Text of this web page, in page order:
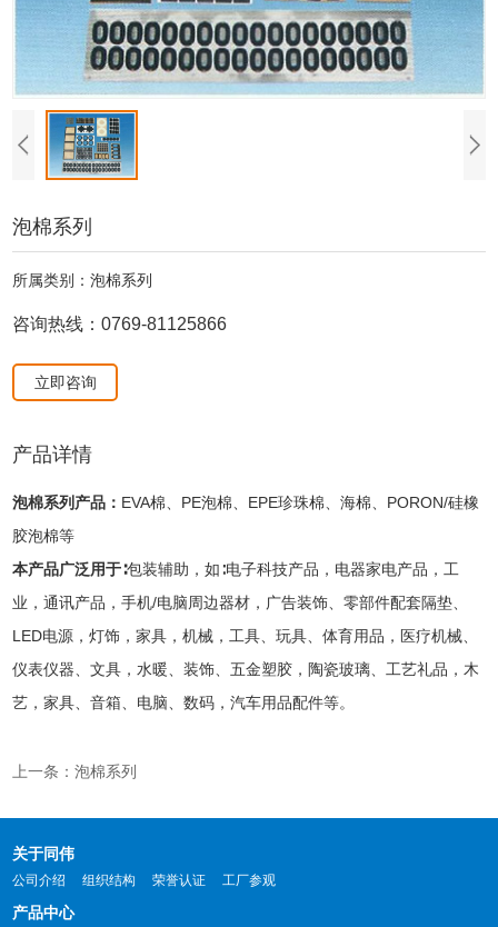
泡棉系列
所属类别：泡棉系列
咨询热线：0769-81125866
立即咨询
产品详情
泡棉系列产品： EVA棉、PE泡棉、EPE珍珠棉、海棉、PORON/硅橡
胶泡棉等
本产品广泛用于∶包装辅助，如∶电子科技产品，电器家电产品，工
业，通讯产品，手机/电脑周边器材，广告装饰、零部件配套隔垫、
LED电源，灯饰，家具，机械，工具、玩具、体育用品，医疗机械、
仪表仪器、文具，水暖、装饰、五金塑胶，陶瓷玻璃、工艺礼品，木
艺，家具、音箱、电脑、数码，汽车用品配件等。
上一条：泡棉系列
关于同伟
公司介绍 组织结构 荣誉认证 工厂参观
产品中心